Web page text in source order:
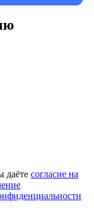
даёте согласие на